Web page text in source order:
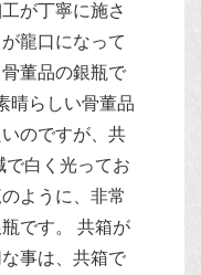
が丁寧に施さ
龍口になって
董品の銀瓶で
晴らしい骨董品
のですが、共
で白く光ってお
ように、非常
です。 共箱が
事は、共箱で